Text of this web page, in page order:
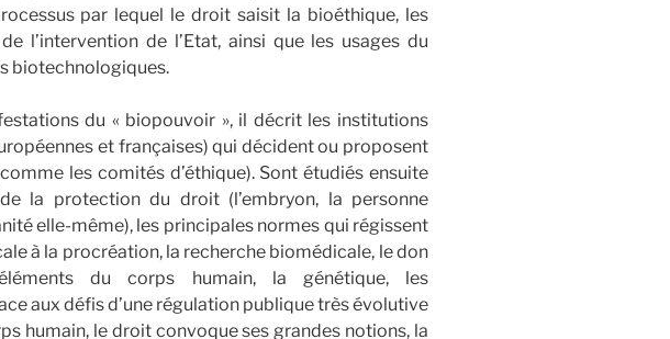
par lequel le droit saisit la bioéthique, les
l’intervention de l’Etat, ainsi que les usages du
biotechnologiques.
du « biopouvoir », il décrit les institutions
et françaises) qui décident ou proposent
les comités d’éthique). Sont étudiés ensuite
la protection du droit (l’embryon, la personne
elle-même), les principales normes qui régissent
à la procréation, la recherche biomédicale, le don
du corps humain, la génétique, les
aux défis d’une régulation publique très évolutive
humain, le droit convoque ses grandes notions, la